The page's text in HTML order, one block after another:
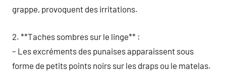
grappe, provoquent des irritations.
2. **Taches sombres sur le linge** :
– Les excréments des punaises apparaissent sous
forme de petits points noirs sur les draps ou le matelas.